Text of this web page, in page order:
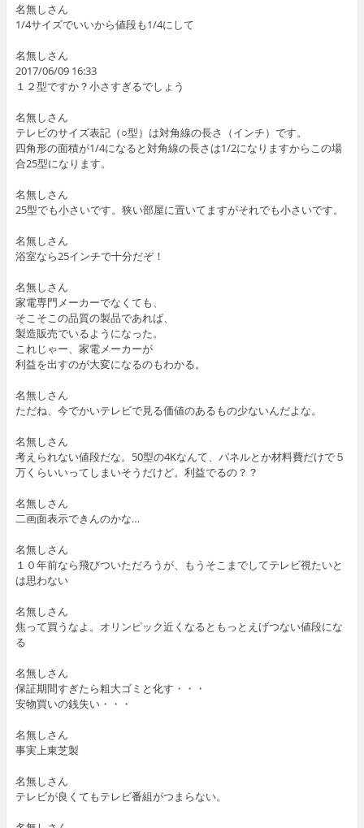
名無しさん
1/4サイズでいいから値段も1/4にして
名無しさん
2017/06/09 16:33
１２型ですか？小さすぎるでしょう
名無しさん
テレビのサイズ表記（○型）は対角線の長さ（インチ）です。
四角形の面積が1/4になると対角線の長さは1/2になりますからこの場
合25型になります。
名無しさん
25型でも小さいです。狭い部屋に置いてますがそれでも小さいです。
名無しさん
浴室なら25インチで十分だぞ！
名無しさん
家電専門メーカーでなくても、
そこそこの品質の製品であれば、
製造販売でいるようになった。
これじゃー、家電メーカーが
利益を出すのが大変になるのもわかる。
名無しさん
ただね、今でかいテレビで見る価値のあるもの少ないんだよな。
名無しさん
考えられない値段だな。50型の4Kなんて、パネルとか材料費だけで５
万くらいいってしまいそうだけど。利益でるの？？
名無しさん
二画面表示できんのかな…
名無しさん
１０年前なら飛びついただろうが、もうそこまでしてテレビ視たいと
は思わない
名無しさん
焦って買うなよ。オリンピック近くなるともっとえげつない値段にな
る
名無しさん
保証期間すぎたら粗大ゴミと化す・・・
安物買いの銭失い・・・
名無しさん
事実上東芝製
名無しさん
テレビが良くてもテレビ番組がつまらない。